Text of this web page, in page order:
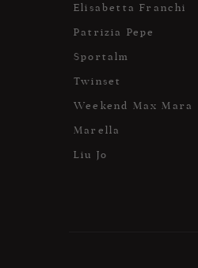
Elisabetta Franchi
Patrizia Pepe
Sportalm
Twinset
Weekend Max Mara
Marella
Liu Jo